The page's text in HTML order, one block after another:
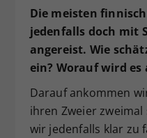
Die meisten
jedenfalls doch mit
angereist. Wie
ein? Worauf wird es
Darauf ankommen
ihren Zweier
wir jedenfalls klar zu